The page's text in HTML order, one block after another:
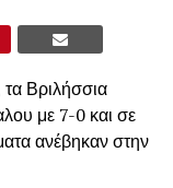
τα Βριλήσσια
με 7-0 και σε
ανέβηκαν στην